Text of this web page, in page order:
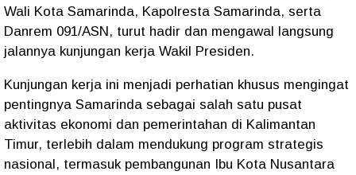
Wali Kota Samarinda, Kapolresta Samarinda, serta
Danrem 091/ASN, turut hadir dan mengawal langsung
jalannya kunjungan kerja Wakil Presiden.
Kunjungan kerja ini menjadi perhatian khusus mengingat
pentingnya Samarinda sebagai salah satu pusat
aktivitas ekonomi dan pemerintahan di Kalimantan
Timur, terlebih dalam mendukung program strategis
nasional, termasuk pembangunan Ibu Kota Nusantara